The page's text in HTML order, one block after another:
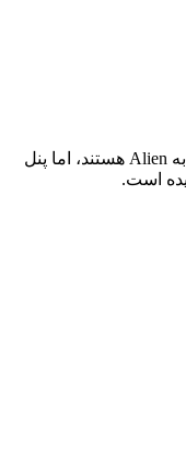
مواد گفته شده، بخشی از طراحی موسوم به Alien هستند، اما پنل